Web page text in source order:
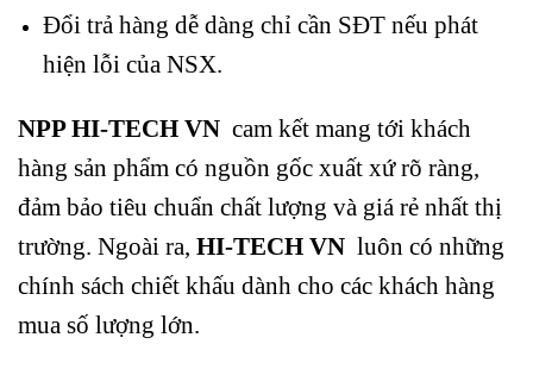
Đổi trả hàng dễ dàng chỉ cần SĐT nếu phát
hiện lỗi của NSX.
NPP HI-TECH VN cam kết mang tới khách
hàng sản phẩm có nguồn gốc xuất xứ rõ ràng,
đảm bảo tiêu chuẩn chất lượng và giá rẻ nhất thị
trường. Ngoài ra, HI-TECH VN luôn có những
chính sách chiết khấu dành cho các khách hàng
mua số lượng lớn.